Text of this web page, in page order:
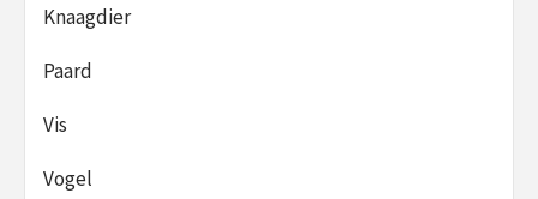
Knaagdier
Paard
Vis
Vogel